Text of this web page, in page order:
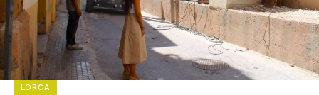
LORCA